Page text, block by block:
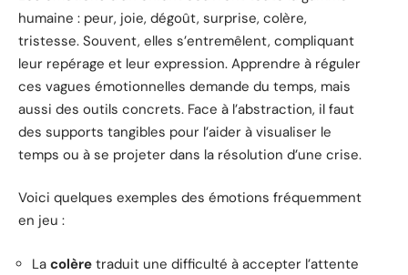
humaine : peur, joie, dégoût, surprise, colère,
tristesse. Souvent, elles s’entremêlent, compliquant
leur repérage et leur expression. Apprendre à réguler
ces vagues émotionnelles demande du temps, mais
aussi des outils concrets. Face à l’abstraction, il faut
des supports tangibles pour l’aider à visualiser le
temps ou à se projeter dans la résolution d’une crise.
Voici quelques exemples des émotions fréquemment
en jeu :
La colère traduit une difficulté à accepter l’attente